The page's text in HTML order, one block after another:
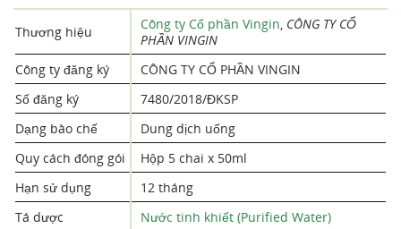
Thương hiệu Công ty Cổ phần Vingin, CÔNG TY CỔ
PHẦN VINGIN
Công ty đăng ký
CÔNG TY CỔ PHẦN VINGIN
Số đăng ký
7480/2018/ĐKSP
Dạng bào chế
Dung dịch uống
Quy cách đóng gói
Hộp 5 chai x 50ml
Hạn sử dụng
12 tháng
Tá dược
Nước tinh khiết (Purified Water)